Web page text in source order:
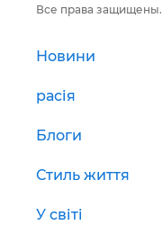
Все права защищены.
Новини
расія
Блоги
Стиль життя
У світі